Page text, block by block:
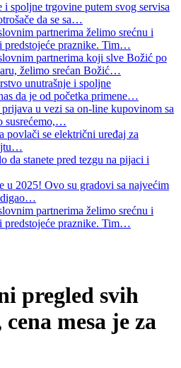
i spoljne trgovine putem svog servisa
da se sa…
partnerima želimo srećnu i
praznike. Tim…
partnerima koji slve Božić po
želimo srećan Božić…
unutrašnje i spoljne
da je od početka primene…
u vezi sa on-line kupovinom sa
susrećemo,…
povlači se električni uređaj za
…
da stanete pred tezgu na pijaci i
u 2025! Ovo su gradovi sa najvećim
…
partnerima želimo srećnu i
praznike. Tim…
pregled svih
mesa je za